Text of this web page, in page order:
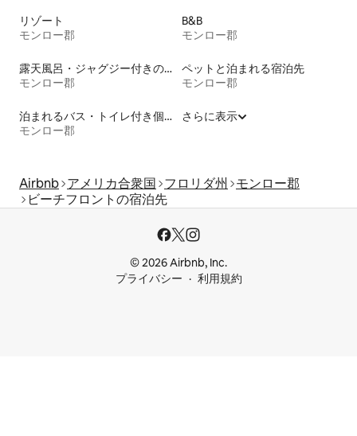
リゾート
モンロー郡
B&B
モンロー郡
露天風呂・ジャグジー付きの宿泊施設
モンロー郡
ペットと泊まれる宿泊先
モンロー郡
泊まれるバス・トイレ付き個室
モンロー郡
さらに表示
Airbnb アメリカ合衆国 フロリダ州
モンロー郡
ビーチフロントの宿泊先
© 2026 Airbnb, Inc.
プライバシー
利用規約